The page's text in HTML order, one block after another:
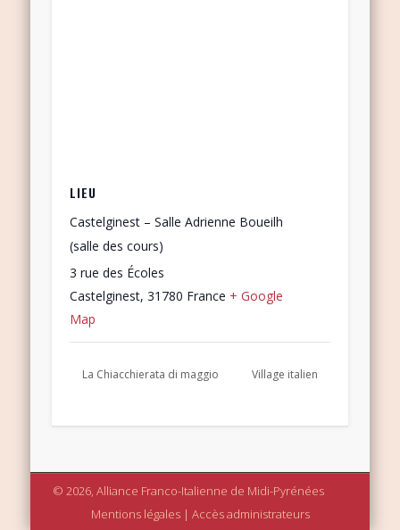
LIEU
Castelginest – Salle Adrienne Boueilh
(salle des cours)
3 rue des Écoles
Castelginest, 31780 France + Google
Map
La Chiacchierata di maggio Village italien
© 2026, Alliance Franco-Italienne de Midi-Pyrénées
Mentions légales| Accès administrateurs